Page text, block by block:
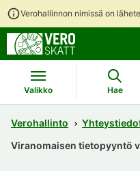
Verohallinnon nimissä on
Valikko Hae
Verohallinto
Viranomaisen tietopyyntö